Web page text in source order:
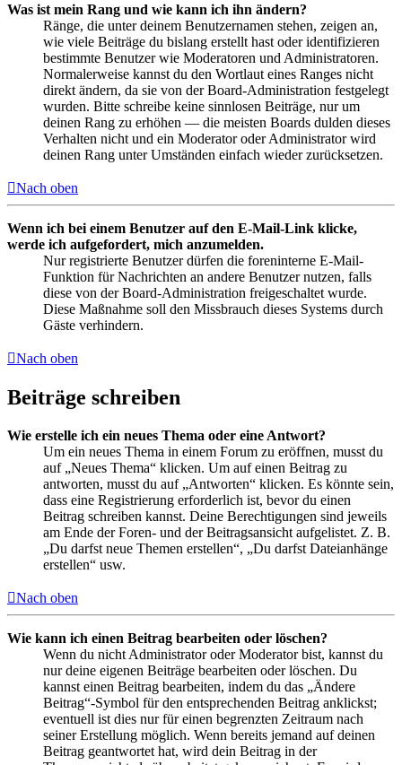
Was ist mein Rang und wie kann ich ihn ändern?
Ränge, die unter deinem Benutzernamen stehen, zeigen an,
wie viele Beiträge du bislang erstellt hast oder identifizieren
bestimmte Benutzer wie Moderatoren und Administratoren.
Normalerweise kannst du den Wortlaut eines Ranges nicht
direkt ändern, da sie von der Board-Administration festgelegt
wurden. Bitte schreibe keine sinnlosen Beiträge, nur um
deinen Rang zu erhöhen — die meisten Boards dulden dieses
Verhalten nicht und ein Moderator oder Administrator wird
deinen Rang unter Umständen einfach wieder zurücksetzen.
Nach oben
Wenn ich bei einem Benutzer auf den E-Mail-Link klicke,
werde ich aufgefordert, mich anzumelden.
Nur registrierte Benutzer dürfen die foreninterne E-Mail-
Funktion für Nachrichten an andere Benutzer nutzen, falls
diese von der Board-Administration freigeschaltet wurde.
Diese Maßnahme soll den Missbrauch dieses Systems durch
Gäste verhindern.
Nach oben
Beiträge schreiben
Wie erstelle ich ein neues Thema oder eine Antwort?
Um ein neues Thema in einem Forum zu eröffnen, musst du
auf „Neues Thema“ klicken. Um auf einen Beitrag zu
antworten, musst du auf „Antworten“ klicken. Es könnte sein,
dass eine Registrierung erforderlich ist, bevor du einen
Beitrag schreiben kannst. Deine Berechtigungen sind jeweils
am Ende der Foren- und der Beitragsansicht aufgelistet. Z. B.
„Du darfst neue Themen erstellen“, „Du darfst Dateianhänge
erstellen“ usw.
Nach oben
Wie kann ich einen Beitrag bearbeiten oder löschen?
Wenn du nicht Administrator oder Moderator bist, kannst du
nur deine eigenen Beiträge bearbeiten oder löschen. Du
kannst einen Beitrag bearbeiten, indem du das „Ändere
Beitrag“-Symbol für den entsprechenden Beitrag anklickst;
eventuell ist dies nur für einen begrenzten Zeitraum nach
seiner Erstellung möglich. Wenn bereits jemand auf deinen
Beitrag geantwortet hat, wird dein Beitrag in der